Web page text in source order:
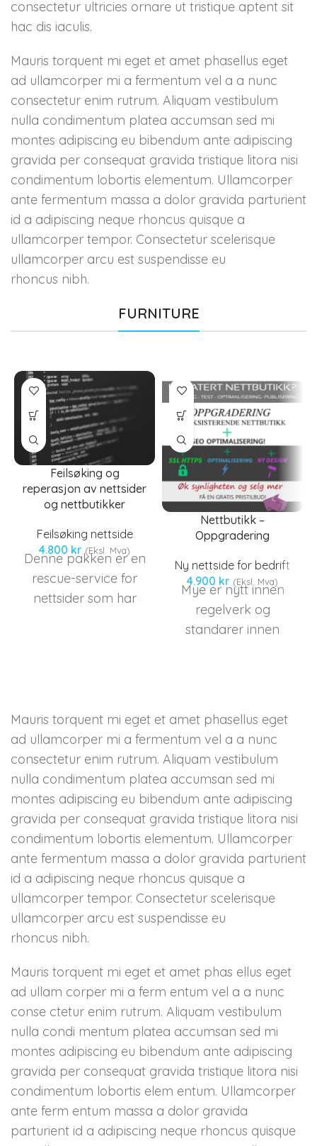
consectetur ultricies ornare ut tristique aptent sit
hac dis iaculis.
Mauris torquent mi eget et amet phasellus eget
ad ullamcorper mi a fermentum vel a a nunc
consectetur enim rutrum. Aliquam vestibulum
nulla condimentum platea accumsan sed mi
montes adipiscing eu bibendum ante adipiscing
gravida per consequat gravida tristique litora nisi
condimentum lobortis elementum. Ullamcorper
ante fermentum massa a dolor gravida parturient
id a adipiscing neque rhoncus quisque a
ullamcorper tempor. Consectetur scelerisque
ullamcorper arcu est suspendisse eu
rhoncus nibh.
FURNITURE
Feilsøking og
reperasjon av nettsider
og nettbutikker
Feilsøking nettside
4.800 kr (Eksl. Mva)
Denne pakken er en
rescue-service for
nettsider som har
Nettbutikk –
Oppgradering
Ny nettside for bedrift
4.900 kr (Eksl. Mva)
Mye er nytt innen
regelverk og
standarer innen
regler, SSL kryptering
standard over https
og nye
Søkoptimalisering
bonus for AMP og
sikre sider.
Når du eventuelt har
brukt store summer
for utvikling av din
nettbutikk og føler at
du begyner å bli
på tide med en
oppgradering av
eksisterende løsning.
Våre tjenester:
Https implementering med
videresending
Amp (accelerated mobile
pages implementering
(Wordpress)
Mauris torquent mi eget et amet phasellus eget
ad ullamcorper mi a fermentum vel a a nunc
consectetur enim rutrum. Aliquam vestibulum
nulla condimentum platea accumsan sed mi
montes adipiscing eu bibendum ante adipiscing
gravida per consequat gravida tristique litora nisi
condimentum lobortis elementum. Ullamcorper
ante fermentum massa a dolor gravida parturient
id a adipiscing neque rhoncus quisque a
ullamcorper tempor. Consectetur scelerisque
ullamcorper arcu est suspendisse eu
rhoncus nibh.
Mauris torquent mi eget et amet phas ellus eget
ad ullam corper mi a ferm entum vel a a nunc
conse ctetur enim rutrum. Aliquam vestibulum
nulla condi mentum platea accumsan sed mi
montes adipiscing eu bibendum ante adipiscing
gravida per consequat gravida tristique litora nisi
condimentum lobortis elem entum. Ullamcorper
ante ferm entum massa a dolor gravida
parturient id a adipiscing neque rhoncus quisque